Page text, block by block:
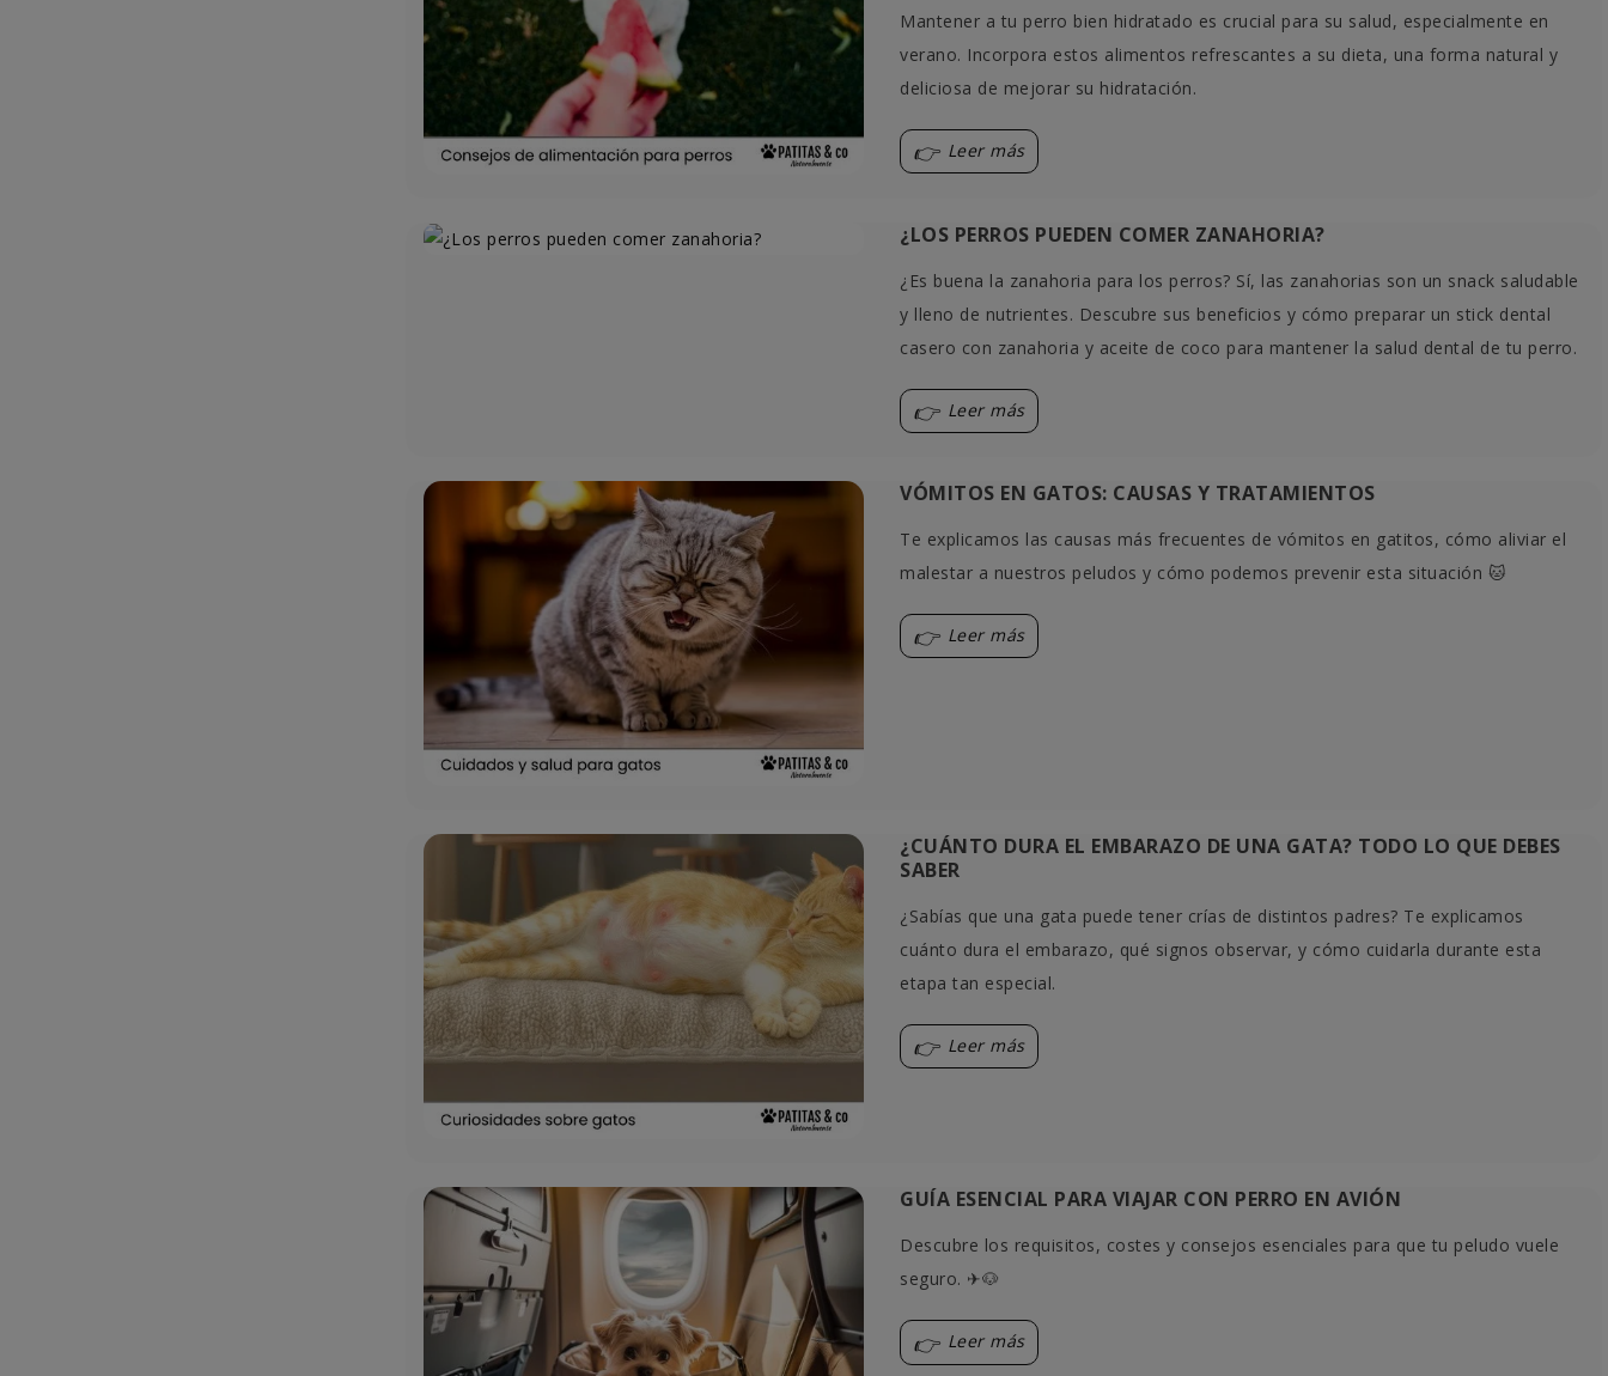
Mantener a tu perro bien hidratado es crucial para su salud, especialmente en
verano. Incorpora estos alimentos refrescantes a su dieta, una forma natural y
deliciosa de mejorar su hidratación.
Leer más
¿LOS PERROS PUEDEN COMER ZANAHORIA?
¿Es buena la zanahoria para los perros? Sí, las zanahorias son un snack saludable
y lleno de nutrientes. Descubre sus beneficios y cómo preparar un stick dental
casero con zanahoria y aceite de coco para mantener la salud dental de tu perro.
Leer más
VÓMITOS EN GATOS: CAUSAS Y TRATAMIENTOS
Te explicamos las causas más frecuentes de vómitos en gatitos, cómo aliviar el
malestar a nuestros peludos y cómo podemos prevenir esta situación 🐱
Leer más
¿CUÁNTO DURA EL EMBARAZO DE UNA GATA? TODO LO QUE DEBES
SABER
¿Sabías que una gata puede tener crías de distintos padres? Te explicamos
cuánto dura el embarazo, qué signos observar, y cómo cuidarla durante esta
etapa tan especial.
Leer más
GUÍA ESENCIAL PARA VIAJAR CON PERRO EN AVIÓN
Descubre los requisitos, costes y consejos esenciales para que tu peludo vuele
seguro. ✈🐶
Leer más